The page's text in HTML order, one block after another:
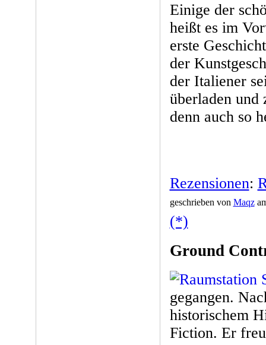
Einige der
heißt es im
erste
der
der Italiener
überladen und
denn auch so
Rezensionen:
geschrieben von Maqz
(*)
Ground
gegangen.
historischem
Fiction. Er